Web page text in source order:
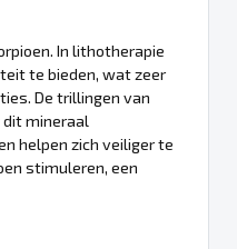
In lithotherapie
te bieden, wat zeer
De trillingen van
dit mineraal
helpen zich veiliger te
stimuleren, een